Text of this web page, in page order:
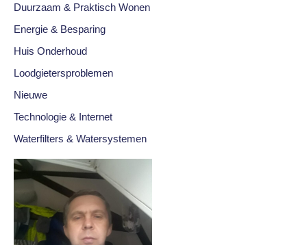
Duurzaam & Praktisch Wonen
Energie & Besparing
Huis Onderhoud
Loodgietersproblemen
Nieuwe
Technologie & Internet
Waterfilters & Watersystemen